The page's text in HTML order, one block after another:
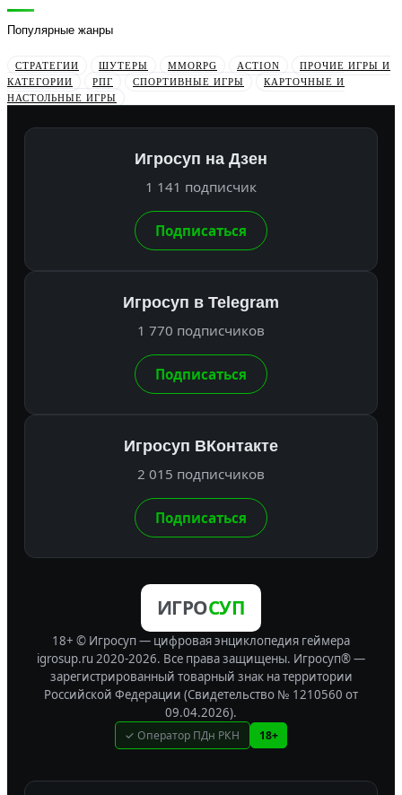
Популярные жанры
СТРАТЕГИИ ШУТЕРЫ MMORPG ACTION
ПРОЧИЕ ИГРЫ И
КАТЕГОРИИ
РПГ СПОРТИВНЫЕ ИГРЫ
КАРТОЧНЫЕ И
НАСТОЛЬНЫЕ ИГРЫ
Игросуп на Дзен
1 141 подписчик
Подписаться
Игросуп в Telegram
1 770 подписчиков
Подписаться
Игросуп ВКонтакте
2 015 подписчиков
Подписаться
ИГРОСУП
18+ © Игросуп — цифровая энциклопедия геймера
igrosup.ru 2020-2026. Все права защищены. Игросуп® —
зарегистрированный товарный знак на территории
Российской Федерации (Свидетельство № 1210560 от
09.04.2026).
✓ Оператор ПДн РКН 18+